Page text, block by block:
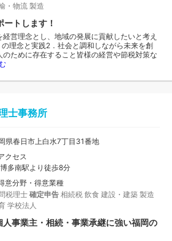
・物流 製造
トします！
営理念とし、地域の発展に貢献したいと考え
理念と実践2．社会と調和しながら未来を創
ために存在すること皆様の経営や節税対策な
士事務所
県春日市上白水7丁目31番地
クセス
多南駅より徒歩8分
意分野・得意業種
税理士 確定申告 相続税 飲食 建設・建築 製造
学校法人
事業主・相続・事業承継に強い福岡の